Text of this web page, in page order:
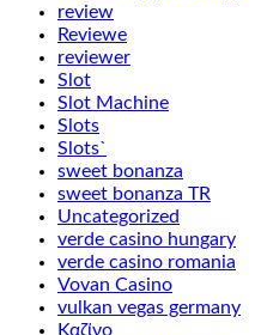
review
Reviewe
reviewer
Slot
Slot Machine
Slots
Slots`
sweet bonanza
sweet bonanza TR
Uncategorized
verde casino hungary
verde casino romania
Vovan Casino
vulkan vegas germany
Καζίνο